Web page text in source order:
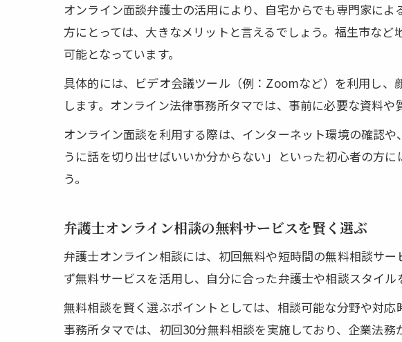
オンライン面談弁護士の活用により、自宅からでも専門家に
方にとっては、大きなメリットと言えるでしょう。福生市な
可能となっています。
具体的には、ビデオ会議ツール（例：Zoomなど）を利用し
します。オンライン法律事務所タマでは、事前に必要な資料
オンライン面談を利用する際は、インターネット環境の確認
うに話を切り出せばいいか分からない」といった初心者の方
う。
弁護士オンライン相談の無料サービスを賢く選ぶ
弁護士オンライン相談には、初回無料や短時間の無料相談サ
ず無料サービスを活用し、自分に合った弁護士や相談スタイル
無料相談を賢く選ぶポイントとしては、相談可能な分野や対
事務所タマでは、初回30分無料相談を実施しており、企業法